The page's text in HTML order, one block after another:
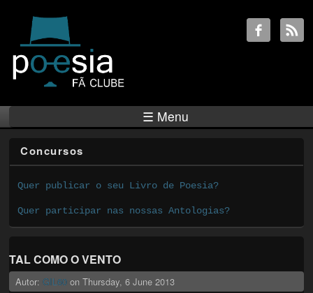
☰ Menu
Concursos
Quer publicar o seu Livro de Poesia?
Quer participar nas nossas Antologias?
TAL COMO O VENTO
Autor:GIL60 onThursday, 6 June 2013